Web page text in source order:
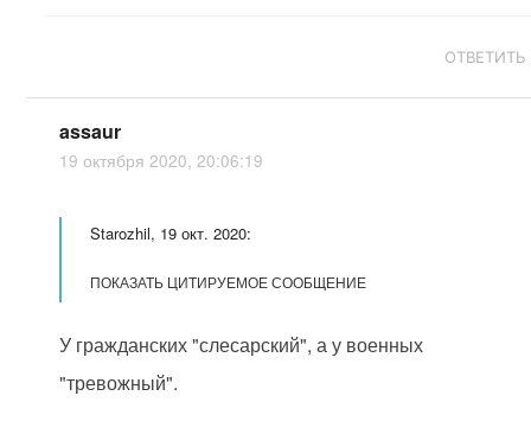
ОТВЕТИТЬ
assaur
19 октября 2020, 20:06:19
Starozhil, 19 окт. 2020:
ПОКАЗАТЬ ЦИТИРУЕМОЕ СООБЩЕНИЕ
У гражданских "слесарский", а у военных
"тревожный".